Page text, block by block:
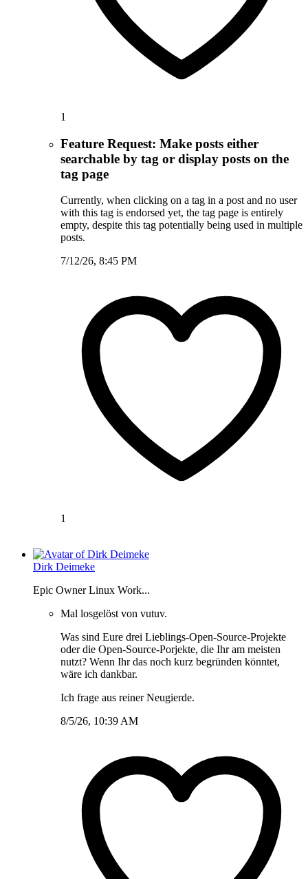
1
Feature Request: Make posts either
searchable by tag or display posts on the
tag page
Currently, when clicking on a tag in a post and no user
with this tag is endorsed yet, the tag page is entirely
empty, despite this tag potentially being used in multiple
posts.
7/12/26, 8:45 PM
1
Dirk Deimeke
Epic Owner Linux Work...
Mal losgelöst von vutuv.
Was sind Eure drei Lieblings-Open-Source-Projekte
oder die Open-Source-Porjekte, die Ihr am meisten
nutzt? Wenn Ihr das noch kurz begründen könntet,
wäre ich dankbar.
Ich frage aus reiner Neugierde.
8/5/26, 10:39 AM